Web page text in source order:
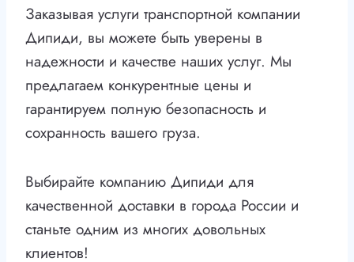
Заказывая услуги транспортной компании
Дипиди, вы можете быть уверены в
надежности и качестве наших услуг. Мы
предлагаем конкурентные цены и
гарантируем полную безопасность и
сохранность вашего груза.
Выбирайте компанию Дипиди для
качественной доставки в города России и
станьте одним из многих довольных
клиентов!